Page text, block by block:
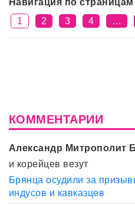
1
2 3 4 …
КОММЕНТАРИИ
Александр Митрополит
и корейцев везут
Брянца осудили за
индусов и кавказцев